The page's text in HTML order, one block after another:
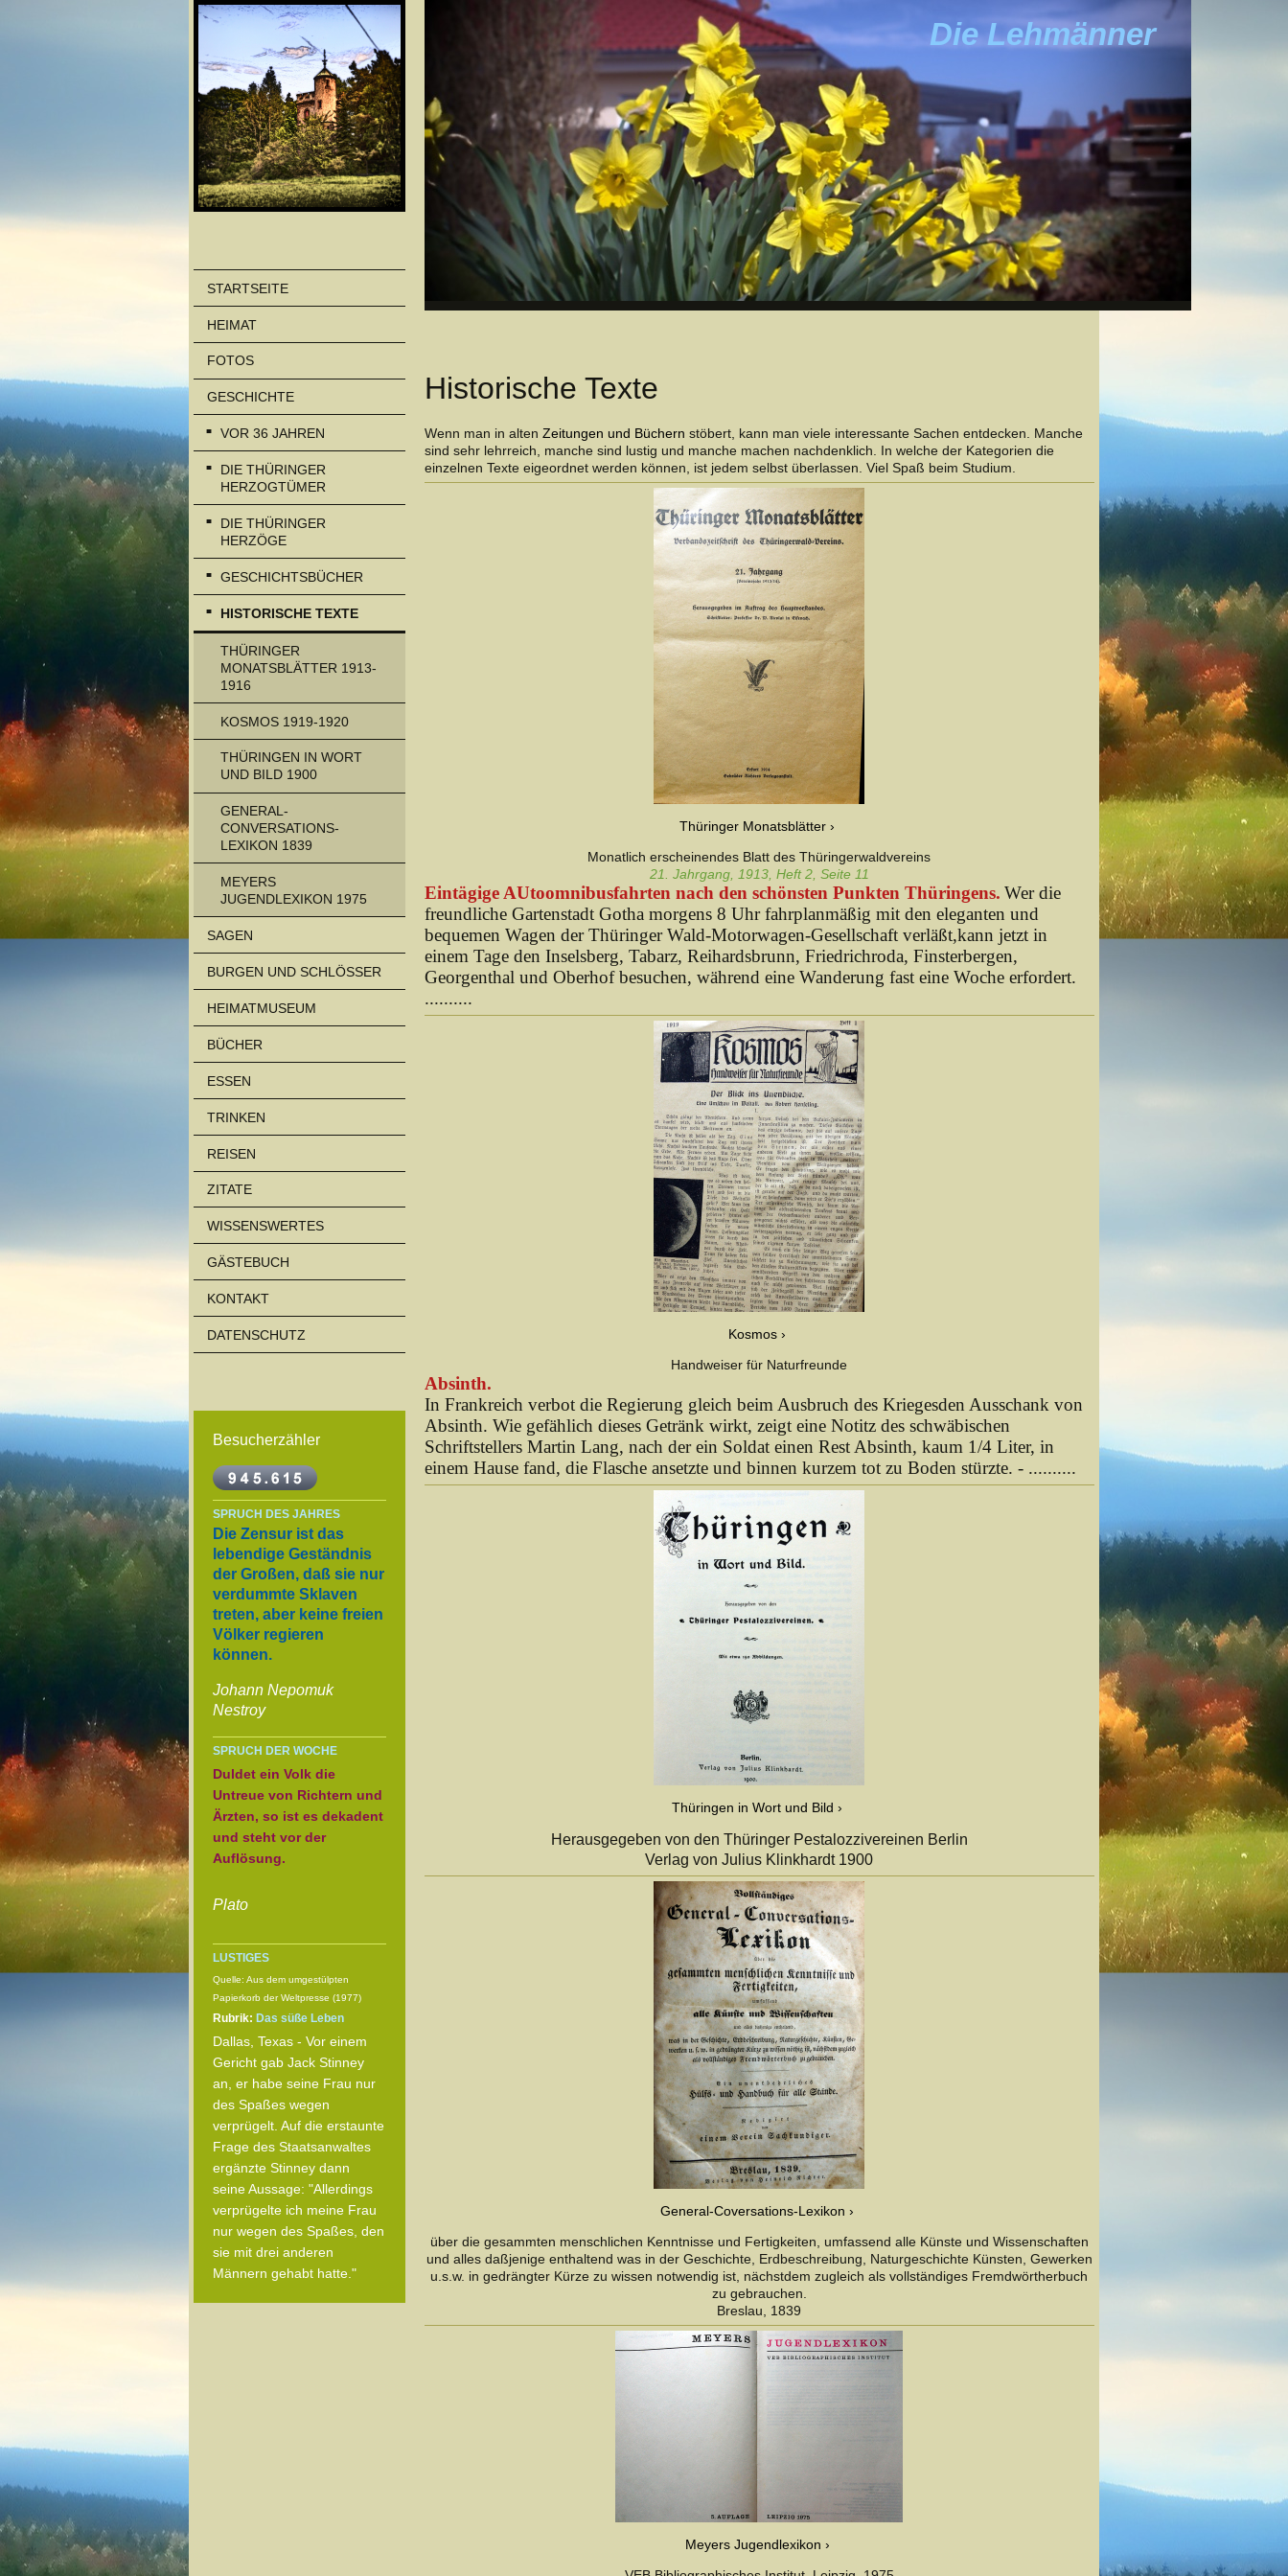
STARTSEITE
HEIMAT
FOTOS
GESCHICHTE
VOR 36 JAHREN
DIE THÜRINGER
HERZOGTÜMER
DIE THÜRINGER
HERZÖGE
GESCHICHTSBÜCHER
HISTORISCHE TEXTE
THÜRINGER
MONATSBLÄTTER 1913-
1916
KOSMOS 1919-1920
THÜRINGEN IN WORT
UND BILD 1900
GENERAL-
CONVERSATIONS-
LEXIKON 1839
MEYERS
JUGENDLEXIKON 1975
SAGEN
BURGEN UND SCHLÖSSER
HEIMATMUSEUM
BÜCHER
ESSEN
TRINKEN
REISEN
ZITATE
WISSENSWERTES
GÄSTEBUCH
KONTAKT
DATENSCHUTZ
Besucherzähler
SPRUCH DES JAHRES
Die Zensur ist das
lebendige Geständnis
der Großen, daß sie nur
verdummte Sklaven
treten, aber keine freien
Völker regieren
können.
Johann Nepomuk
Nestroy
SPRUCH DER WOCHE
Duldet ein Volk die
Untreue von Richtern und
Ärzten, so ist es dekadent
und steht vor der
Auflösung.
Plato
LUSTIGES
Quelle: Aus dem umgestülpten
Papierkorb der Weltpresse (1977)
Rubrik: Das süße Leben
Dallas, Texas - Vor einem
Gericht gab Jack Stinney
an, er habe seine Frau nur
des Spaßes wegen
verprügelt. Auf die erstaunte
Frage des Staatsanwaltes
ergänzte Stinney dann
seine Aussage: "Allerdings
verprügelte ich meine Frau
nur wegen des Spaßes, den
sie mit drei anderen
Männern gehabt hatte."
Die Lehmänner
Historische Texte
Wenn man in alten Zeitungen und Büchern stöbert, kann man viele interessante Sachen entdecken. Manche
sind sehr lehrreich, manche sind lustig und manche machen nachdenklich. In welche der Kategorien die
einzelnen Texte eigeordnet werden können, ist jedem selbst überlassen. Viel Spaß beim Studium.
Thüringer Monatsblätter
Monatlich erscheinendes Blatt des Thüringerwaldvereins
21. Jahrgang, 1913, Heft 2, Seite 11
Eintägige AUtoomnibusfahrten nach den schönsten Punkten Thüringens. Wer die
freundliche Gartenstadt Gotha morgens 8 Uhr fahrplanmäßig mit den eleganten und
bequemen Wagen der Thüringer Wald-Motorwagen-Gesellschaft verläßt,kann jetzt in
einem Tage den Inselsberg, Tabarz, Reihardsbrunn, Friedrichroda, Finsterbergen,
Georgenthal und Oberhof besuchen, während eine Wanderung fast eine Woche erfordert.
..........
Kosmos
Handweiser für Naturfreunde
Absinth.
In Frankreich verbot die Regierung gleich beim Ausbruch des Kriegesden Ausschank von
Absinth. Wie gefählich dieses Getränk wirkt, zeigt eine Notitz des schwäbischen
Schriftstellers Martin Lang, nach der ein Soldat einen Rest Absinth, kaum 1/4 Liter, in
einem Hause fand, die Flasche ansetzte und binnen kurzem tot zu Boden stürzte. - ..........
Thüringen in Wort und Bild
Herausgegeben von den Thüringer Pestalozzivereinen Berlin
Verlag von Julius Klinkhardt 1900
General-Coversations-Lexikon
über die gesammten menschlichen Kenntnisse und Fertigkeiten, umfassend alle Künste und Wissenschaften
und alles daßjenige enthaltend was in der Geschichte, Erdbeschreibung, Naturgeschichte Künsten, Gewerken
u.s.w. in gedrängter Kürze zu wissen notwendig ist, nächstdem zugleich als vollständiges Fremdwörtherbuch
zu gebrauchen.
Breslau, 1839
Meyers Jugendlexikon